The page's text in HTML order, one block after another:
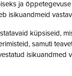
ja
isikuandmeid
küpsiseid,
samuti